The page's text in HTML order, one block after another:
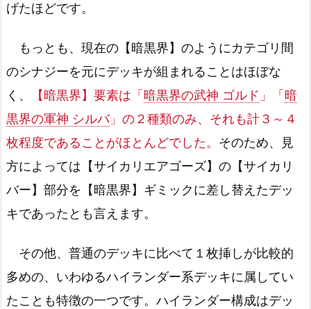
げたほどです。
もっとも、現在の【暗黒界】のようにカテゴリ間
のシナジーを元にデッキが組まれることはほぼな
く、
【暗黒界】要素は「 暗黒界の武神 ゴルド 」「 暗
黒界の軍神 シルバ」の２種類のみ、それも計３～４
枚程度であることがほとんどでした。 そのため、見
方によっては【サイカリエアゴーズ】の【サイカリ
バー】部分を【暗黒界】ギミックに差し替えたデッ
キであったとも言えます。
その他、普通のデッキに比べて１枚挿しが比較的
多めの、いわゆるハイランダー系デッキに属してい
たことも特徴の一つです。ハイランダー構成はデッ